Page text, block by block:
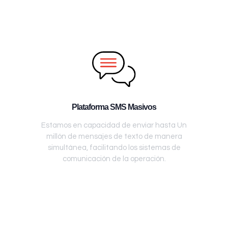
Plataforma SMS Masivos
Estamos en capacidad de enviar hasta Un
millón de mensajes de texto de manera
simultánea, facilitando los sistemas de
comunicación de la operación.